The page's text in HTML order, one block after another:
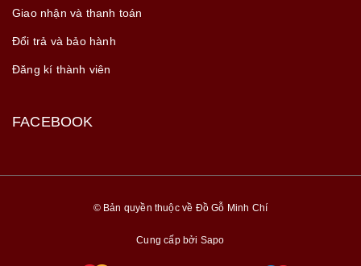
Giao nhận và thanh toán
Đổi trả và bảo hành
Đăng kí thành viên
FACEBOOK
© Bản quyền thuộc về Đồ Gỗ Minh Chí
Cung cấp bởi Sapo